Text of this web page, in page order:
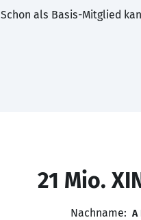
Schon als Basis-Mitglied
21 Mio.
Nachname: A